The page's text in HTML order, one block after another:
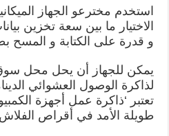
استخدم مخترعو الجهاز
الاختيار ما بين سعة تخزين
و قدرة على الكتابة و المسح
تعتبر ‘ذاكرة عمل أجهزة
طويلة الأمد في أقراص